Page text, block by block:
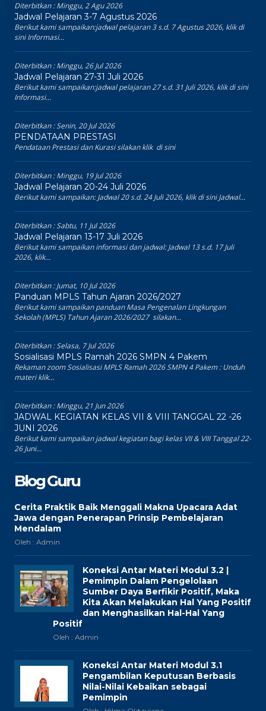
Diterbitkan :Minggu, 2 Agu 2026
Jadwal Pelajaran 3-7 Agustus 2026
Berikut kami sampaikan:jadwal pelajaran 3 s.d. 7 Agustus 2026, klik di
sini Informasi...
Diterbitkan :Minggu, 26 Jul 2026
Jadwal Pelajaran 27-31 Juli 2026
Berikut kami sampaikan:jadwal pelajaran 27 s.d. 31 Juli 2026, klik di sini
Informasi...
Diterbitkan :Senin, 20 Jul 2026
PENDATAAN PRESTASI
Pendataan Prestasi dan Kurasi silakan klik di sini
Diterbitkan :Minggu, 19 Jul 2026
Jadwal Pelajaran 20-24 Juli 2026
Berikut kami sampaikan: Jadwal 20 s.d. 24 Juli 2026, klik di sini Jadwal...
Diterbitkan :Sabtu, 11 Jul 2026
Jadwal Pelajaran 13-17 Juli 2026
Berikut kami sampaikan informasi dan jadwal: Jadwal 13 s.d. 17 Juli
2026, klik...
Diterbitkan :Jumat, 10 Jul 2026
Panduan MPLS Tahun Ajaran 2026/2027
Berikut kami sampaikan panduan Masa Pengenalan Lingkungan
Sekolah (MPLS) Tahun Ajaran 2026/2027 silakan...
Diterbitkan :Selasa, 7 Jul 2026
Sosialisasi MPLS Ramah 2026 SMPN 4 Pakem
Rekaman zoom Sosialisasi MPLS Ramah 2026 SMPN 4 Pakem : Unduh
materi klik...
Diterbitkan :Minggu, 21 Jun 2026
JADWAL KEGIATAN KELAS VII & VIII TANGGAL 22 -26
JUNI 2026
Berikut kami sampaikan jadwal kegiatan bagi kelas VII & VIII Tanggal 22-
26 Juni...
Blog Guru
Cerita Praktik Baik Menggali Makna Upacara Adat
Jawa dengan Penerapan Prinsip Pembelajaran
Mendalam
Oleh : Admin
Koneksi Antar Materi Modul 3.2 |
Pemimpin Dalam Pengelolaan
Sumber Daya Berfikir Positif, Maka
Kita Akan Melakukan Hal Yang Positif
dan Menghasilkan Hal-Hal Yang
Positif
Oleh : Admin
Koneksi Antar Materi Modul 3.1
Pengambilan Keputusan Berbasis
Nilai-Nilai Kebaikan sebagai
Pemimpin